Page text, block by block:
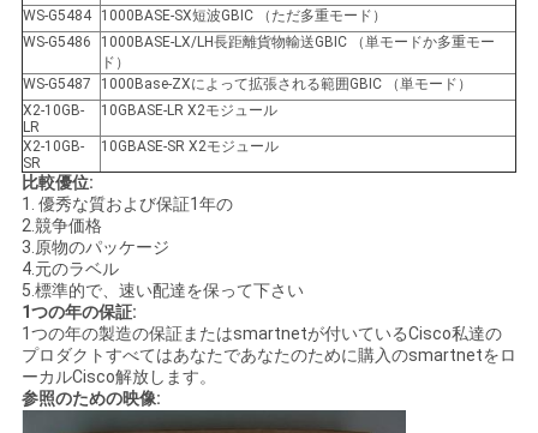
ス
事
件
SITEMAP
プ
ラ
イ
WS-G5484
1000BASE-SX短波GBIC （ただ多重モード）
WS-G5486
1000BASE-LX/LH長距離貨物輸送GBIC （単モードか多重モー
ド）
WS-G5487
1000Base-ZXによって拡張される範囲GBIC （単モード）
X2-10GB-
LR
10GBASE-LR X2モジュール
X2-10GB-
SR
10GBASE-SR X2モジュール
比較優位:
1. 優秀な質および保証1年の
2.競争価格
3.原物のパッケージ
4.元のラベル
5.標準的で、速い配達を保って下さい
1つの年の保証:
1つの年の製造の保証またはsmartnetが付いているCisco私達の
プロダクトすべてはあなたであなたのために購入のsmartnetをロ
ーカルCisco解放します。
参照のための映像: